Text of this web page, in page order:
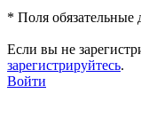
* Поля обязательные
Если вы не
зарегистрируйтесь.
Войти